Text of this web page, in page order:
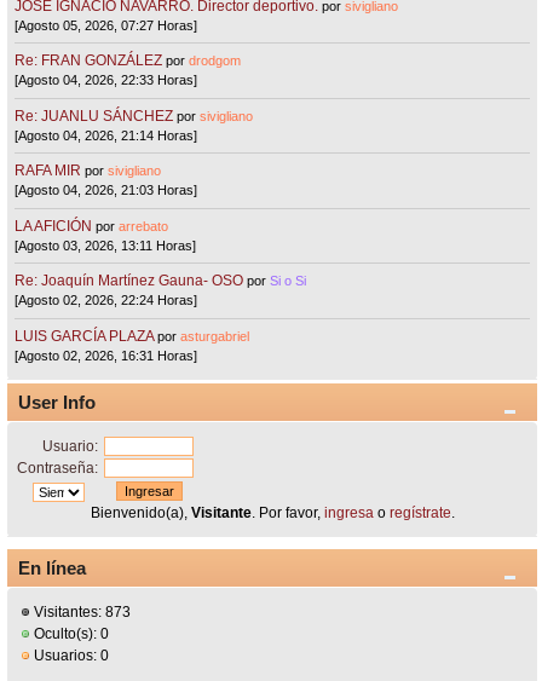
JOSÉ IGNACIO NAVARRO. Director deportivo. porsivigliano
[Agosto 05, 2026, 07:27 Horas]
Re: FRAN GONZÁLEZ pordrodgom
[Agosto 04, 2026, 22:33 Horas]
Re: JUANLU SÁNCHEZ porsivigliano
[Agosto 04, 2026, 21:14 Horas]
RAFA MIR porsivigliano
[Agosto 04, 2026, 21:03 Horas]
LA AFICIÓN porarrebato
[Agosto 03, 2026, 13:11 Horas]
Re: Joaquín Martínez Gauna- OSO porSi o Si
[Agosto 02, 2026, 22:24 Horas]
LUIS GARCÍA PLAZA porasturgabriel
[Agosto 02, 2026, 16:31 Horas]
User Info
Usuario:
Contraseña:
Bienvenido(a), Visitante. Por favor, ingresao regístrate.
En línea
Visitantes: 873
Oculto(s): 0
Usuarios: 0